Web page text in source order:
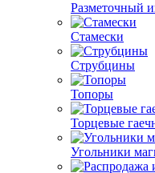
Разметочный
Стамески
Струбцины
Топоры
Торцевые
Угольники